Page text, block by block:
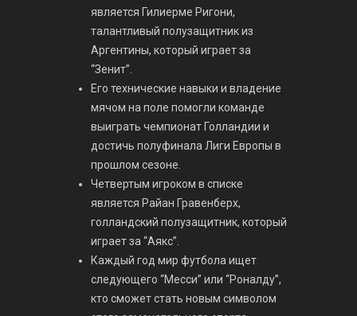
является Гилиерме Ригони,
талантливый полузащитник из
Аргентины, который играет за
“Зенит”.
Его технические навыки и владение
мячом на поле помогли команде
выиграть чемпионат Голландии и
достичь полуфинала Лиги Европы в
прошлом сезоне.
Четвертым игроком в списке
является Райан Гравенберх,
голландский полузащитник, который
играет за “Аякс”.
Каждый год мир футбола ищет
следующего “Месси” или “Роналду”,
кто сможет стать новым символом